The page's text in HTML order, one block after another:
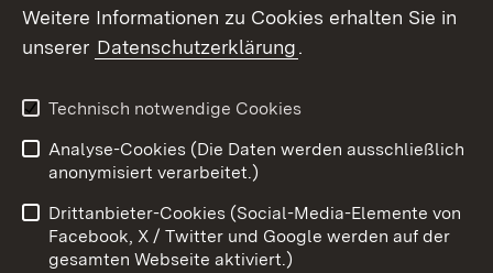
X / Twitter
Youtube
Impressum
Kontakt
Barrierefreiheit
Datenschutz
Cookies
Weitere Informationen zu Cookies erhalten Sie in
unserer Datenschutzerklärung.
Technisch notwendige Cookies
Analyse-Cookies (Die Daten werden ausschließlich
anonymisiert verarbeitet.)
Drittanbieter-Cookies (Social-Media-Elemente von
Facebook, X / Twitter und Google werden auf der
gesamten Webseite aktiviert.)